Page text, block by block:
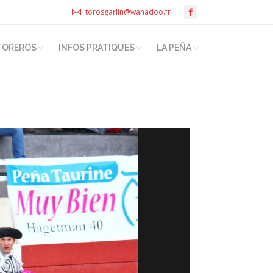
torosgarlin@wanadoo.fr
INFOS PRATIQUES LA PEÑA